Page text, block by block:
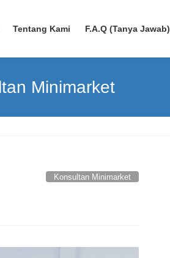
Tentang Kami F.A.Q (Tanya Jawab)
Minimarket
Konsultan Minimarket